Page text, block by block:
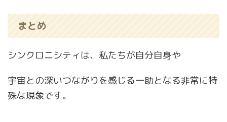
まとめ
シンクロニシティは、私たちが自分自身や
宇宙との深いつながりを感じる一助となる非常に特
殊な現象です。